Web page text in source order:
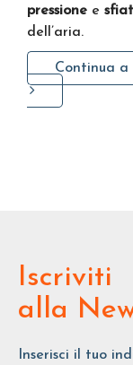
pressione e
dell’aria.
Continua a
Iscriviti
alla
Inserisci il tuo